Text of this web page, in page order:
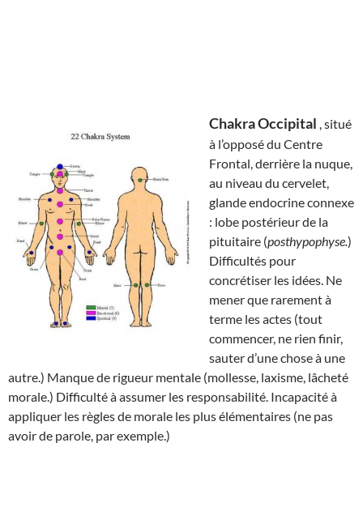
Chakra Occipital , situé
à l’opposé du Centre
Frontal, derrière la nuque,
au niveau du cervelet,
glande endocrine connexe
: lobe postérieur de la
pituitaire (posthypophyse.)
Difficultés pour
concrétiser les idées. Ne
mener que rarement à
terme les actes (tout
commencer, ne rien finir,
sauter d’une chose à une
autre.) Manque de rigueur mentale (mollesse, laxisme, lâcheté
morale.) Difficulté à assumer les responsabilité. Incapacité à
appliquer les règles de morale les plus élémentaires (ne pas
avoir de parole, par exemple.)